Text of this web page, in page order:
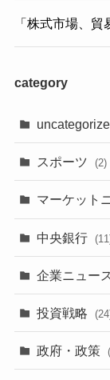
「株式市場、貿
category
スポーツ (2)
マーケット
中央銀行
企業ニュー
投資戦略
政府・政策